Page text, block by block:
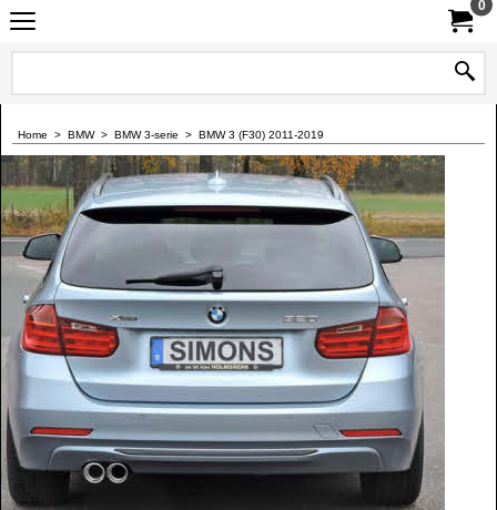
0
Home > BMW> BMW 3-serie > BMW 3 (F30) 2011-2019